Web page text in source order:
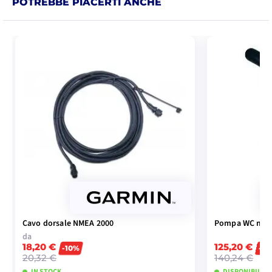
Cavo dorsale NMEA 2000
da
18,20 €
20,32 €
-10%
Pompa WC
125,20 €
140,24 €
-